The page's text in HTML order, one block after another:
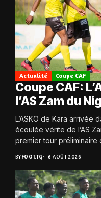
Actualité Coupe CAF
Coupe CAF:
l’AS Zam du
L’ASKO de Kara arrivée
écoulée vérite de l’AS
premier tour préliminaire
BYFOOT.TG 6 AOÛT 2026